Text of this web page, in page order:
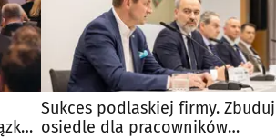
Sukces podlaskiej firmy.
osiedle dla pracowników